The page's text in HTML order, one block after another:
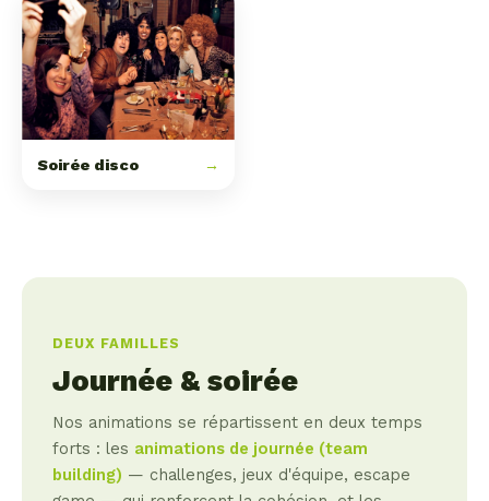
Soirée disco →
DEUX FAMILLES
Journée & soirée
Nos animations se répartissent en deux temps
forts : les animations de journée (team
building) — challenges, jeux d'équipe, escape